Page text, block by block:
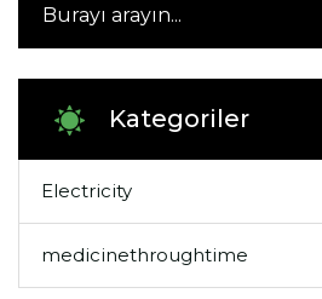
Kategoriler
Electricity
medicinethroughtime